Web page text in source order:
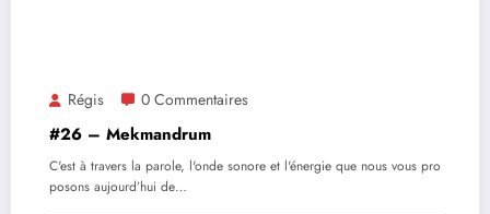
Régis 0 Commentaires
#26 – Mekmandrum
C'est à travers la parole, l'onde sonore et l'énergie que nous vous pro
posons aujourd’hui de…